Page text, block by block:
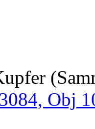
Obj